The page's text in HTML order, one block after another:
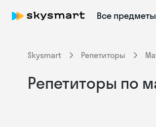
Все предметы
Skysmart Репетиторы
Репетиторы по